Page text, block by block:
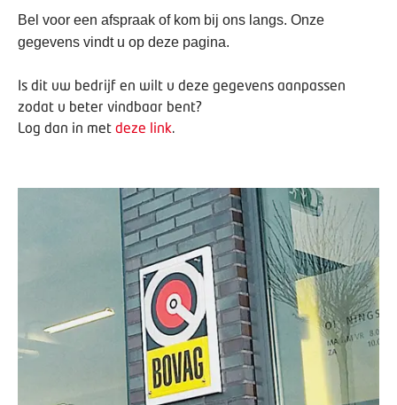
Bel voor een afspraak of kom bij ons langs. Onze
gegevens vindt u op deze pagina.
Is dit uw bedrijf en wilt u deze gegevens aanpassen
zodat u beter vindbaar bent?
Log dan in met deze link.